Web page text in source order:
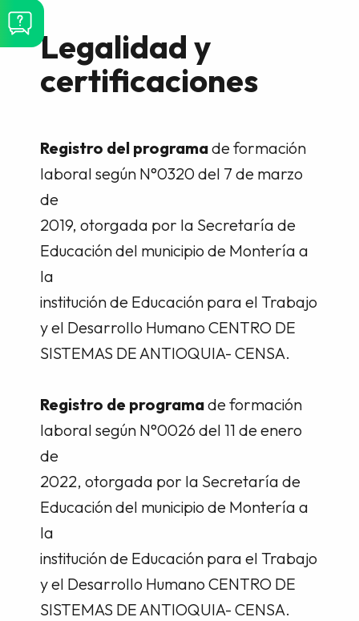
Legalidad y
certificaciones
Registro del programade formación
laboral según N°0320 del 7 de marzo
de
2019, otorgada por la Secretaría de
Educación del municipio de Montería a
la
institución de Educación para el Trabajo
y el Desarrollo Humano CENTRO DE
SISTEMAS DE ANTIOQUIA- CENSA.
Registro de programade formación
laboral según N°0026 del 11 de enero
de
2022, otorgada por la Secretaría de
Educación del municipio de Montería a
la
institución de Educación para el Trabajo
y el Desarrollo Humano CENTRO DE
SISTEMAS DE ANTIOQUIA- CENSA.